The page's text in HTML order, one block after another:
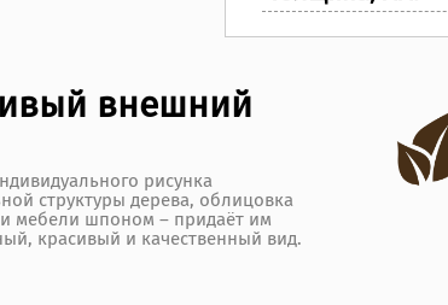
внешний
рисунка
структуры дерева, облицовка
мебели шпоном – придаёт им
красивый и качественный вид.